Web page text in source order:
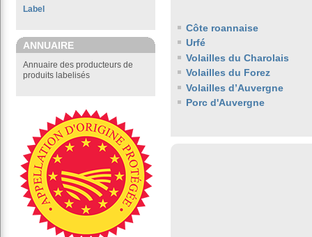
Label
ANNUAIRE
Annuaire des producteurs de
produits labelisés
Côte roannaise
Urfé
Volailles du Charolais
Volailles du Forez
Volailles d’Auvergne
Porc d'Auvergne